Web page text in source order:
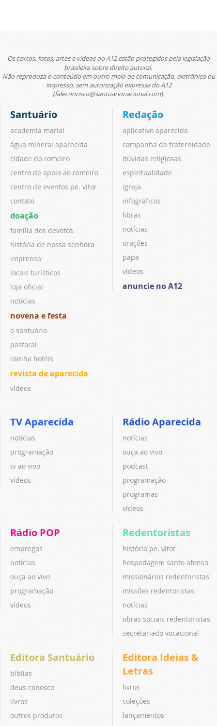
Os textos, fotos, artes e vídeos do A12 estão protegidos pela legislação
brasileira sobre direito autoral.
Não reproduza o conteúdo em outro meio de comunicação, eletrônico ou
impresso, sem autorização expressa do A12
(faleconosco@santuarionacional.com).
Santuário
academia marial
água mineral aparecida
cidade do romeiro
centro de apoio ao romeiro
centro de eventos pe. vitor
contato
doação
família dos devotos
história de nossa senhora
imprensa
locais turísticos
loja oficial
notícias
novena e festa
o santuário
pastoral
rainha hotéis
revista de aparecida
vídeos
Redação
aplicativo aparecida
campanha da fraternidade
dúvidas religiosas
espiritualidade
igreja
infográficos
libras
notícias
orações
papa
vídeos
anuncie no A12
TV Aparecida
notícias
programação
tv ao vivo
vídeos
Rádio Aparecida
notícias
ouça ao vivo
podcast
programação
programas
vídeos
Rádio POP
empregos
notícias
ouça ao vivo
programação
vídeos
Redentoristas
história pe. vitor
hospedagem santo afonso
missionários redentoristas
missões redentoristas
notícias
obras sociais redentoristas
secretariado vocacional
Editora Santuário
bíblias
deus conosco
livros
outros produtos
Editora Ideias &
Letras
livros
coleções
lançamentos